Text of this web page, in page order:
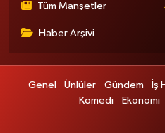
Tüm Manşetler
Haber Arşivi
Genel Ünlüler Gündem İş
Komedi
Ekonomi